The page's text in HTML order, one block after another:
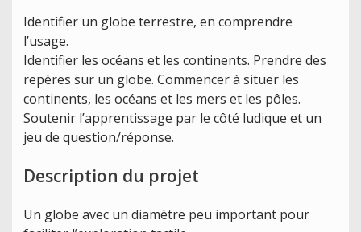
Identifier un globe terrestre, en comprendre
l’usage.
Identifier les océans et les continents. Prendre des
repères sur un globe. Commencer à situer les
continents, les océans et les mers et les pôles.
Soutenir l’apprentissage par le côté ludique et un
jeu de question/réponse.
Description du projet
Un globe avec un diamètre peu important pour